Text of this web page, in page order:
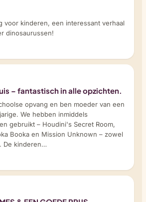
voor kinderen, een interessant verhaal
dinosaurussen!
– fantastisch in alle opzichten.
opvang en ben moeder van een
We hebben inmiddels
gebruikt – Houdini's Secret Room,
Booka en Mission Unknown – zowel
De kinderen…